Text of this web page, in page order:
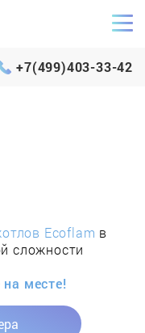
+7(499)403-33-42
Ecoflam в
сложности
месте!